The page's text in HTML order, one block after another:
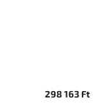
298 163 Ft